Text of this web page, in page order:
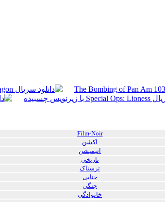
Film-Noir
اکشن
انیمیشن
تاریخی
ترسناک
جنایی
جنگی
خانوادگی